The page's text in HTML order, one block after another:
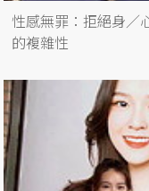
性感無罪：拒絕身／
的複雜性